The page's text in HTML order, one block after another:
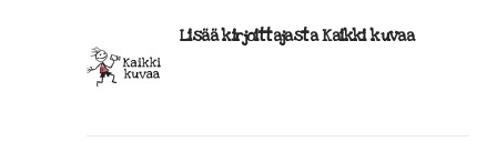
Lisää kirjoittajasta Kaikki kuvaa